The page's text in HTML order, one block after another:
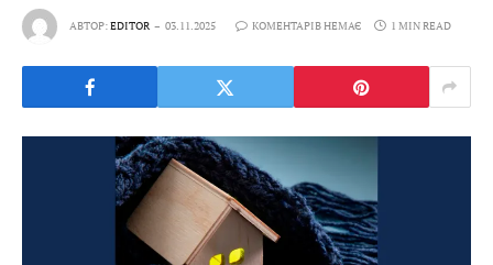
АВТОР:EDITOR 03.11.2025 КОМЕНТАРІВ НЕМАЄ 1 MIN READ